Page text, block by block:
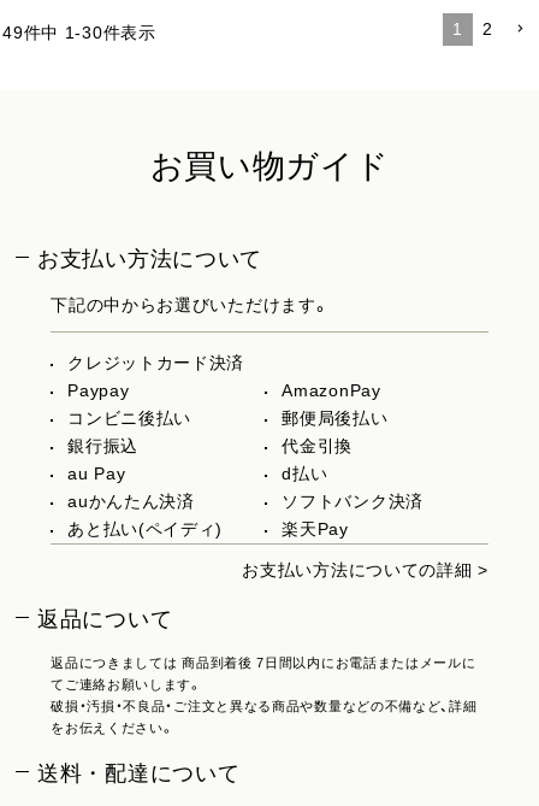
49件中 1-30件表示 1 2
お買い物ガイド
お支払い方法について
下記の中からお選びいただけます。
クレジットカード決済
Paypay
AmazonPay
コンビニ後払い
郵便局後払い
銀行振込
代金引換
au Pay
d払い
auかんたん決済
ソフトバンク決済
あと払い(ペイディ)
楽天Pay
お支払い方法についての詳細 >
返品について
返品につきましては 商品到着後 7日間以内にお電話またはメールに
てご連絡お願いします。
破損・汚損・不良品・ご注文と異なる商品や数量などの不備など、詳細
をお伝えください。
送料・配達について